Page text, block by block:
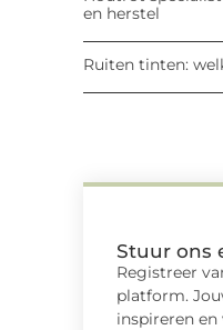
en herstel
Ruiten tinten:
Stuur ons
Registreer
platform.
inspireren